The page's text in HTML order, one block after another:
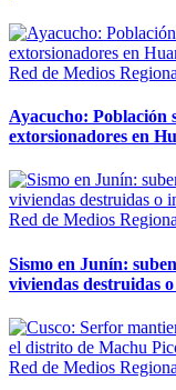
Red de Medios
Ayacucho: Población
extorsionadores en
Red de Medios
Sismo en Junín:
viviendas destruidas
Red de Medios